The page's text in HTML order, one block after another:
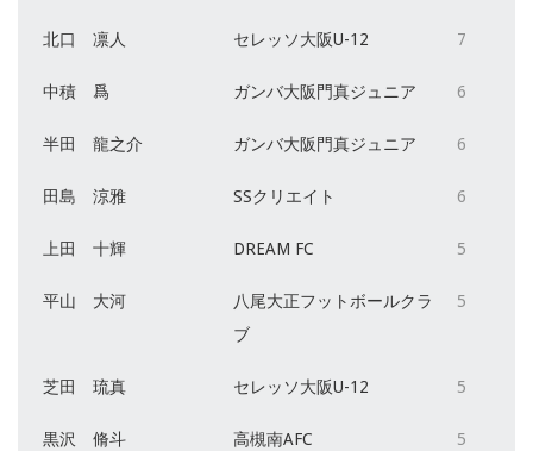
北口 凛人 セレッソ大阪U-12 7
中積 爲 ガンバ大阪門真ジュニア 6
半田 龍之介 ガンバ大阪門真ジュニア 6
田島 涼雅 SSクリエイト 6
上田 十輝 DREAM FC 5
平山 大河
八尾大正フットボールクラ
ブ
5
芝田 琉真 セレッソ大阪U-12 5
黒沢 脩斗 高槻南AFC 5